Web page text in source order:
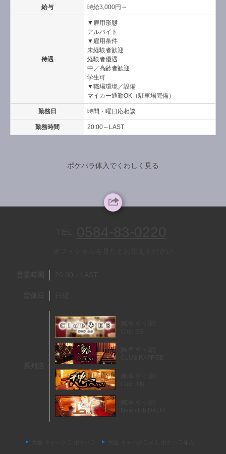
給与 時給3,000円～
待遇
▼雇用形態
アルバイト
▼雇用条件
未経験者歓迎
経験者優遇
中／高齢者歓迎
学生可
▼職場環境／設備
マイカー通勤OK（駐車場完備）
勤務日 時間・曜日応相談
勤務時間 20:00～LAST
ポケパラ体入でくわしく見る